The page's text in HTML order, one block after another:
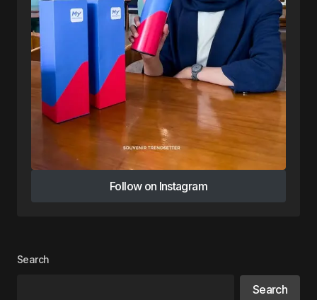
Follow on Instagram
Follow on Instagram
Search
Search